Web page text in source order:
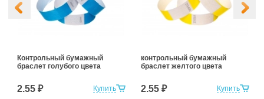
Купить
Контрольный бумажный
браслет голубого цвета
2.55 ₽ Купить
контрольный бумажный
браслет желтого цвета
2.55 ₽